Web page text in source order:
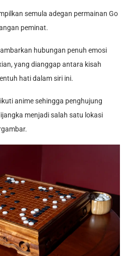
semula adegan permainan Go
peminat.
hubungan penuh emosi
yang dianggap antara kisah
hati dalam siri ini.
anime sehingga penghujung
menjadi salah satu lokasi